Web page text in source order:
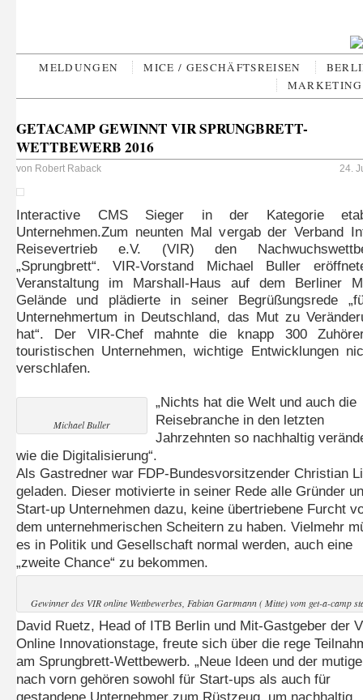
MELDUNGEN MICE / GESCHÄFTSREISEN
GETACAMP GEWINNT VIR SPRUNGBRETT-
WETTBEWERB 2016
24.
von Robert Raback
Interactive CMS Sieger in der Kategorie
Unternehmen.Zum neunten Mal vergab der Verband
Reisevertrieb e.V. (VIR) den
„Sprungbrett“. VIR-Vorstand Michael Buller
Veranstaltung im Marshall-Haus auf dem Berliner
Gelände und plädierte in seiner Begrüßungsrede
Unternehmertum in Deutschland, das Mut zu
hat“. Der VIR-Chef mahnte die knapp 300
touristischen Unternehmen, wichtige Entwicklungen
verschlafen.
Michael Buller
„Nichts hat die Welt und auch die
Reisebranche in den letzten
Jahrzehnten so nachhaltig
wie die Digitalisierung“.
Als Gastredner war FDP-Bundesvorsitzender Christian
geladen. Dieser motivierte in seiner Rede alle Gründer
Start-up Unternehmen dazu, keine übertriebene Furcht
dem unternehmerischen Scheitern zu haben. Vielmehr
es in Politik und Gesellschaft normal werden, auch eine
„zweite Chance“ zu bekommen.
Gewinner des VIR online Wettbewerbes, Fabian Gartmann ( Mitte) vom get-a-camp
David Ruetz, Head of ITB Berlin und Mit-Gastgeber der
Online Innovationstage, freute sich über die rege
am Sprungbrett-Wettbewerb. „Neue Ideen und der
nach vorn gehören sowohl für Start-ups als auch für